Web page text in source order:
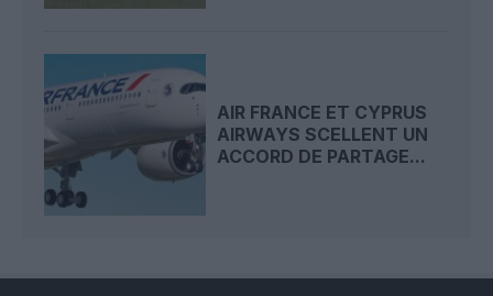
AIR FRANCE ET CYPRUS
AIRWAYS SCELLENT UN
ACCORD DE PARTAGE...